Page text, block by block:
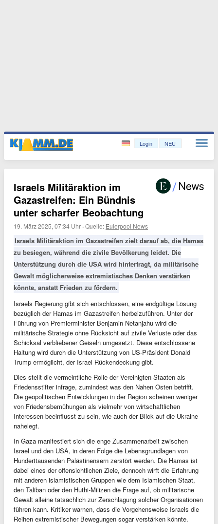
Login NEU
Israels Militäraktion im
Gazastreifen: Ein Bündnis
unter scharfer Beobachtung
19. März 2025, 07:34 Uhr ·Quelle: Eulerpool News
Israels Militäraktion im Gazastreifen zielt darauf ab, die Hamas
zu besiegen, während die zivile Bevölkerung leidet. Die
Unterstützung durch die USA wird hinterfragt, da militärische
Gewalt möglicherweise extremistisches Denken verstärken
könnte, anstatt Frieden zu fördern.
Israels Regierung gibt sich entschlossen, eine endgültige Lösung
bezüglich der Hamas im Gazastreifen herbeizuführen. Unter der
Führung von Premierminister Benjamin Netanjahu wird die
militärische Strategie ohne Rücksicht auf zivile Verluste oder das
Schicksal verbliebener Geiseln umgesetzt. Diese entschlossene
Haltung wird durch die Unterstützung von US-Präsident Donald
Trump ermöglicht, der Israel Rückendeckung gibt.
Dies stellt die vermeintliche Rolle der Vereinigten Staaten als
Friedensstifter infrage, zumindest was den Nahen Osten betrifft.
Die geopolitischen Entwicklungen in der Region scheinen weniger
von Friedensbemühungen als vielmehr von wirtschaftlichen
Interessen beeinflusst zu sein, wie auch der Blick auf die Ukraine
nahelegt.
In Gaza manifestiert sich die enge Zusammenarbeit zwischen
Israel und den USA, in deren Folge die Lebensgrundlagen von
Hunderttausenden Palästinensern zerstört werden. Die Hamas ist
dabei eines der offensichtlichen Ziele, dennoch wirft die Erfahrung
mit anderen islamistischen Gruppen wie dem Islamischen Staat,
den Taliban oder den Huthi-Milizen die Frage auf, ob militärische
Gewalt alleine tatsächlich zur Zerschlagung solcher Organisationen
führen kann. Kritiker warnen, dass die Vorgehensweise Israels die
Reihen extremistischer Bewegungen sogar verstärken könnte.